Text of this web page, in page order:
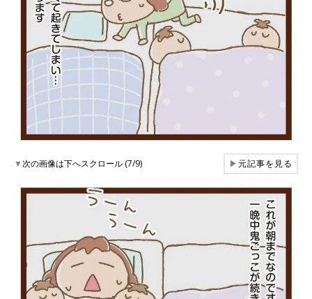
▼次の画像は下へスクロール (7/9) ▶元記事を見る